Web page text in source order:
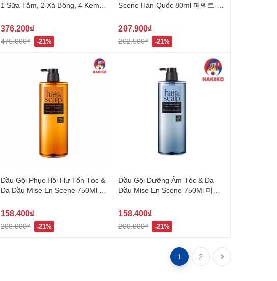
1 Sữa Tắm, 2 Xà Bông, 4 Kem
376.200₫
475.000₫ -21%
Scene Hàn Quốc 80ml 퍼펙트 오
207.900₫
262.500₫ -21%
Dầu Gội Phục Hồi Hư Tổn Tóc &
Da Đầu Mise En Scene 750Ml 미
158.400₫
200.000₫ -21%
Dầu Gội Dưỡng Ẩm Tóc & Da
Đầu Mise En Scene 750Ml 미쟝
158.400₫
200.000₫ -21%
1 2